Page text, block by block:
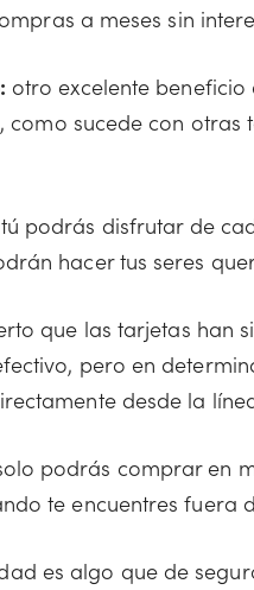
a meses sin
otro excelente
como sucede con
podrás disfrutar de
hacer tus seres
que las tarjetas han
pero en
desde la
podrás comprar en
te encuentres fuera
es algo que de